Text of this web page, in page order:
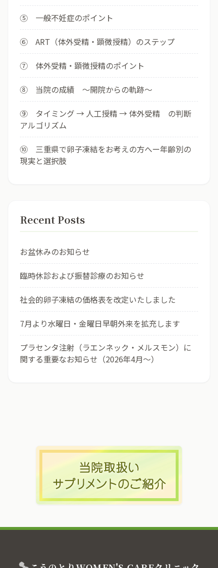
⑤ 一般不妊症のポイント
⑥ ART（体外受精・顕微授精）のステップ
⑦ 体外受精・顕微授精のポイント
⑧ 当院の成績 ～開院からの軌跡～
⑨ タイミング → 人工授精 → 体外受精 の判断
アルゴリズム
⑩ 三重県で卵子凍結をお考えの方へー年齢別の
現実と選択肢
Recent Posts
お盆休みのお知らせ
臨時休診および振替診療のお知らせ
社会的卵子凍結の価格表を改定いたしました
7月より水曜日・金曜日早朝外来を拡充します
プラセンタ注射（ラエンネック・メルスモン）に
関する重要なお知らせ（2026年4月〜）